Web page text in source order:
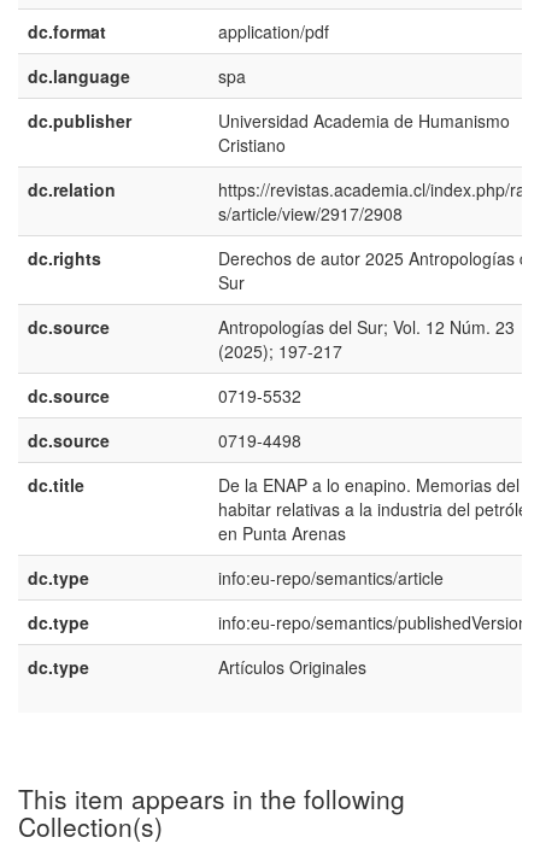
dc.format
application/pdf
dc.language
spa
dc.publisher
Universidad Academia de Humanismo
Cristiano
dc.relation
https://revistas.academia.cl/index.php/
s/article/view/2917/2908
dc.rights
Derechos de autor 2025 Antropologías
Sur
dc.source
Antropologías del Sur; Vol. 12 Núm. 23
(2025); 197-217
dc.source
0719-5532
dc.source
0719-4498
dc.title
De la ENAP a lo enapino. Memorias del
habitar relativas a la industria del petróleo
en Punta Arenas
dc.type
info:eu-repo/semantics/article
dc.type
info:eu-repo/semantics/publishedVersion
dc.type
Artículos Originales
This item appears in the following
Collection(s)